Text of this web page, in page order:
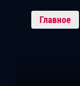
Главное